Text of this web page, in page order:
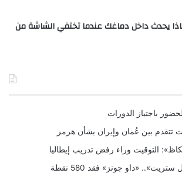
ماذا يحدث داخل دماغك عندما تختفي الشاشة من
باجتياز الدورات
تتقدم بين عُمان وإيران بشأن هرمز
التوقيت وراء رفض تدريب إيطاليا
«داو جونز» فقد 580 نقطة